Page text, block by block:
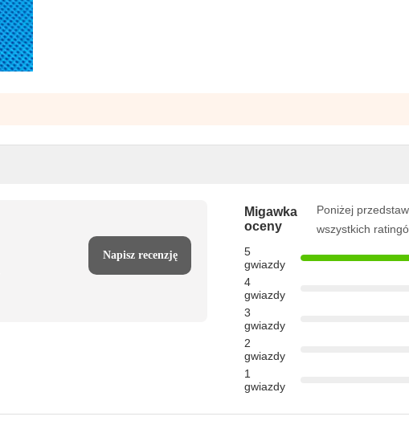
Napisz recenzję
Migawka
oceny
Poniżej
wszystkich
5
gwiazdy
4
gwiazdy
3
gwiazdy
2
gwiazdy
1
gwiazdy